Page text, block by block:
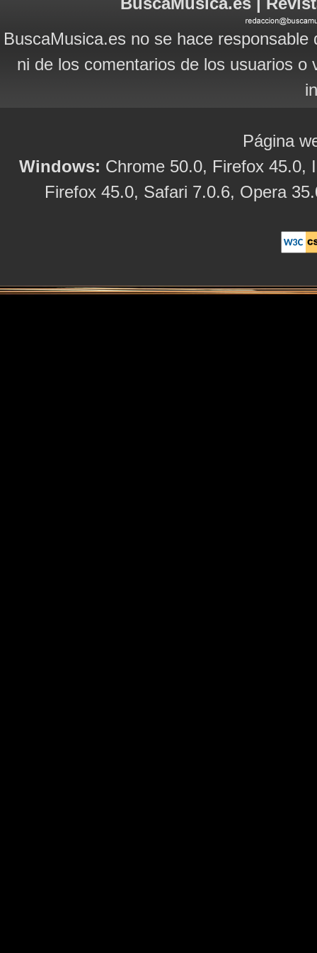
BuscaMusica.es no se hace
ni de los comentarios de los usuarios
Página
Windows: Chrome 50.0, Firefox 45.0,
Firefox 45.0, Safari 7.0.6, Opera